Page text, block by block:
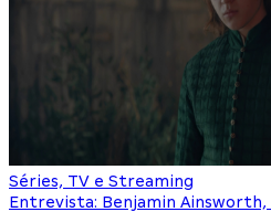
Séries, TV e Streaming
Entrevista: Benjamin Ainsworth,